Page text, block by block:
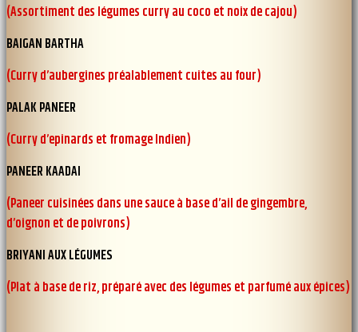
(Assortiment des légumes curry au coco et noix de cajou)
BAIGAN BARTHA
(Curry d’aubergines préalablement cuites au four)
PALAK PANEER
(Curry d’epinards et fromage Indien)
PANEER KAADAI
(Paneer cuisinées dans une sauce à base d’ail de gingembre,
d’oignon et de poivrons)
BRIYANI AUX LÉGUMES
(Plat à base de riz, préparé avec des légumes et parfumé aux épices)